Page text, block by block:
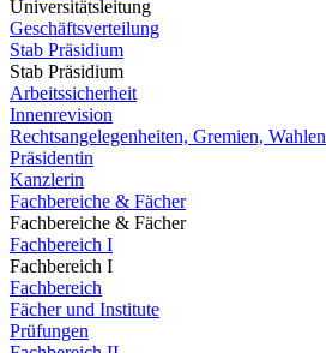
Universitätsleitung
Geschäftsverteilung
Stab Präsidium
Stab Präsidium
Arbeitssicherheit
Innenrevision
Rechtsangelegenheiten, Gremien, Wahlen
Präsidentin
Kanzlerin
Fachbereiche & Fächer
Fachbereiche & Fächer
Fachbereich I
Fachbereich I
Fachbereich
Fächer und Institute
Prüfungen